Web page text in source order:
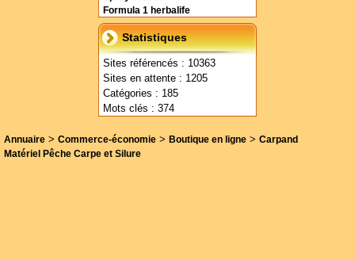
Formula 1 herbalife
Statistiques
Sites référencés : 10363
Sites en attente : 1205
Catégories : 185
Mots clés : 374
Annuaire > Commerce-économie > Boutique en ligne > Carpand
Matériel Pêche Carpe et Silure